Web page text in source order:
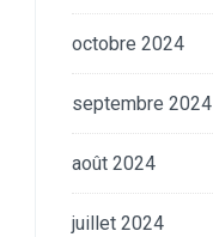
octobre 2024
septembre 2024
août 2024
juillet 2024